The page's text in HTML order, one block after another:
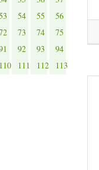
54 55
56
73 74
75
92 93
94
110 111 112
113